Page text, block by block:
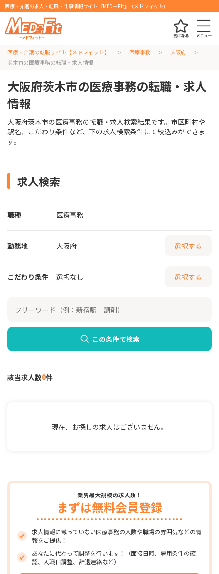
医療・介護の求人・転職・仕事情報サイト『MED＋Fit』（メドフィット）
医療・介護の転職サイト【メドフィット】 医療事務
大阪府
茨木市の医療事務の転職・求人情報
大阪府茨木市の医療事務の転職・求人
情報
大阪府茨木市の医療事務の転職・求人検索結果です。市区町村や
駅名、こだわり条件など、下の求人検索条件にて絞込みができま
す。
求人検索
職種 医療事務
勤務地 大阪府 選択する
こだわり条件 選択なし 選択する
この条件で検索
該当求人数0件
現在、お探しの求人はございません。
業界最大規模の求人数！
まずは無料会員登録
求人情報に載っていない医療事務の人数や職場の雰囲気などの情
報をご提供！
あなたに代わって調整を行います！（面接日時、雇用条件の確
認、入職日調整、辞退連絡など）